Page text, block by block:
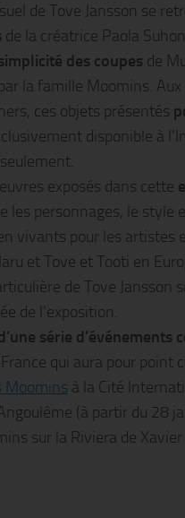
de Tove Jansson se
de la créatrice Paola
des coupes de
la famille Moomins. Aux
ces objets présentés
disponible à
exposés dans cette
les personnages, le style
vivants pour les artistes
et Tove et Tooti en
de Tove Jansson
de l’exposition.
série d’événements
qui aura pour point
Moomins à la Cité
(à partir du 28
sur la Riviera de